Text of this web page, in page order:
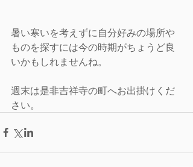
暑い寒いを考えずに自分好みの場所や
ものを探すには今の時期がちょうど良
いかもしれませんね。
週末は是非吉祥寺の町へお出掛けくだ
さい。